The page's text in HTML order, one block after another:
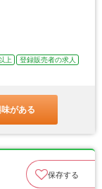
上
登録販売者の求人
がある
保存する